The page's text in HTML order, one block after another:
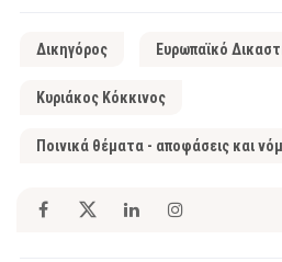
Δικηγόρος Ευρωπαϊκό
Κυριάκος Κόκκινος
Ποινικά θέματα - αποφάσεις και